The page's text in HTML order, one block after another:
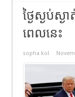
ថ្ងៃស្ងប់ស្
ពេលនេះ​
sopha kol